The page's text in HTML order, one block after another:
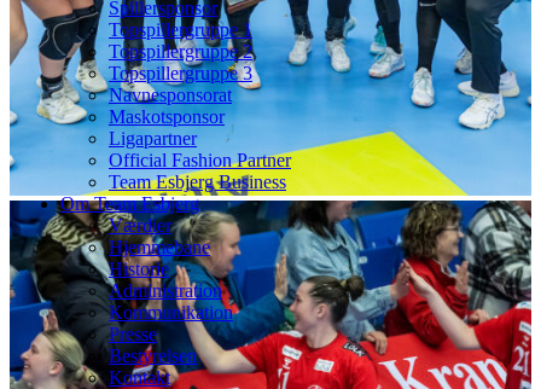
Spillersponsor
Topspillergruppe 1
Topspillergruppe 2
Topspillergruppe 3
Navnesponsorat
Maskotsponsor
Ligapartner
Official Fashion Partner
Team Esbjerg Business
Om Team Esbjerg
Værdier
Hjemmebane
Historie
Administration
Kommunikation
Presse
Bestyrelsen
Kontakt